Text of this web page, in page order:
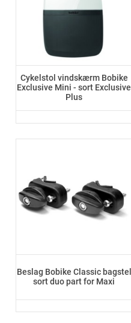
Cykelstol vindskærm Bobike
Exclusive Mini - sort Exclusive
Plus
Beslag Bobike Classic bagstel
sort duo part for Maxi